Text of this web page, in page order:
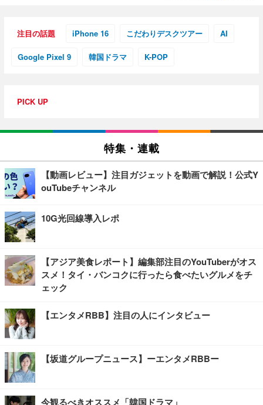
注目の話題 iPhone 16 こだわりデスクツアー AI
Google Pixel 9 韓国ドラマ K-POP
PICK UP
特集・連載
【動画レビュー】注目ガジェットを動画で解説！公式Y
ouTubeチャンネル
10G光回線導入レポ
【アジア美食レポート】編集部注目のYouTuberがオス
スメ！タイ・バンコクに行ったら食べたいグルメをチ
ェック
【エンタメRBB】注目の人にインタビュー
【坂道グループニュース】ーエンタメRBBー
今観るべきオススメ「韓国ドラマ」